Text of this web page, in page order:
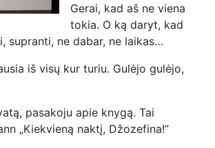
Gerai, kad aš ne viena
tokia. O ką daryt, kad
supranti, ne dabar, ne laikas…
iš visų kur turiu. Gulėjo gulėjo,
pasakoju apie knygą. Tai
„Kiekvieną naktį, Džozefina!”